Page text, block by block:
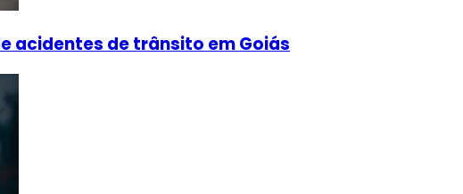
acidentes de trânsito em Goiás